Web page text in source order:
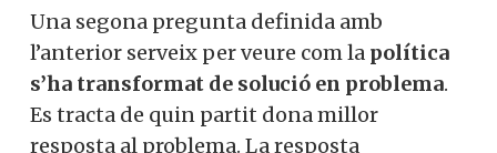
Una segona pregunta definida amb
l’anterior serveix per veure com lapolítica
s’ha transformat de solució en problema
Es tracta de quin partit dona millor